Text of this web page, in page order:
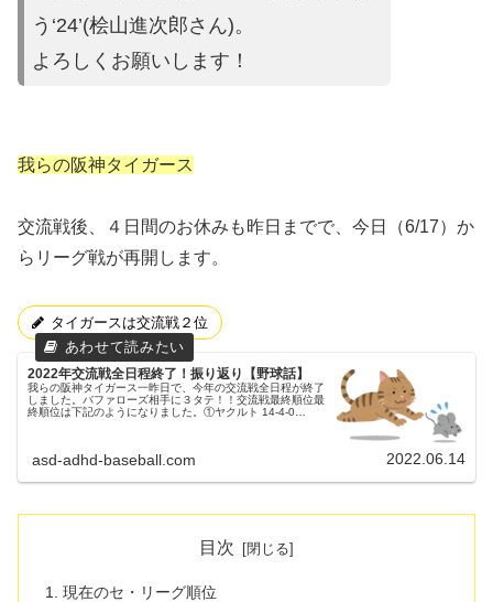
う‘24’(桧山進次郎さん)。
よろしくお願いします！
我らの阪神タイガース
交流戦後、４日間のお休みも昨日までで、今日（6/17）か
らリーグ戦が再開します。
タイガースは交流戦２位
2022年交流戦全日程終了！振り返り【野球話】
我らの阪神タイガース一昨日で、今年の交流戦全日程が終了
しました。バファローズ相手に３タテ！！交流戦最終順位最
終順位は下記のようになりました。①ヤクルト 14-4-0
asd-adhd-baseball.com 2022.06.14
目次
現在のセ・リーグ順位